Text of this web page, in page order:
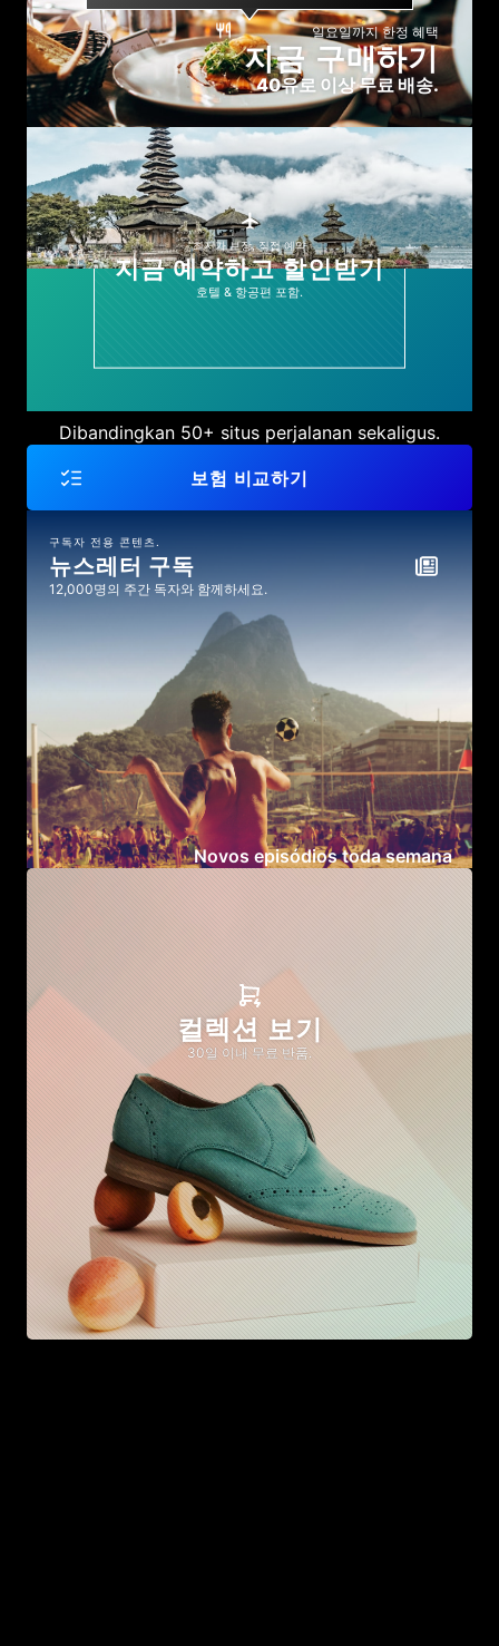
일요일까지 한정 혜택
지금 구매하기
40유로 이상 무료 배송.
최저가 보장, 직접 예약
지금 예약하고 할인받기
호텔 & 항공편 포함.
Dibandingkan 50+ situs perjalanan sekaligus.
보험 비교하기
구독자 전용 콘텐츠.
뉴스레터 구독
12,000명의 주간 독자와 함께하세요.
Novos episódios toda semana
컬렉션 보기
30일 이내 무료 반품.